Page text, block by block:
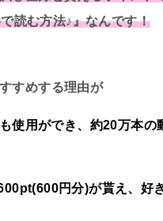
読む方法♪』なんです！
すめする理由が
使用ができ、約20万本の
円分)が貰え、好